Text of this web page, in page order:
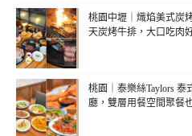
桃園中壢｜熾焰美式炭
天炭烤牛排，大口吃肉
桃園｜泰樂絲Taylors
廳，雙層用餐空間聚餐